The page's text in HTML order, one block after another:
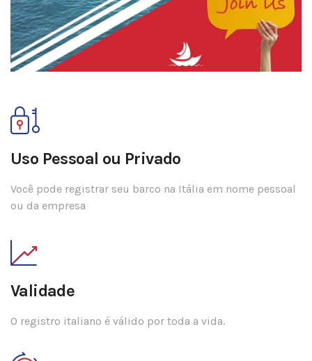
Uso Pessoal ou Privado
Você pode registrar seu barco na Itália em nome pessoal
ou da empresa
Validade
O registro italiano é válido por toda a vida.